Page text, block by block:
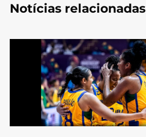
Notícias relacionadas